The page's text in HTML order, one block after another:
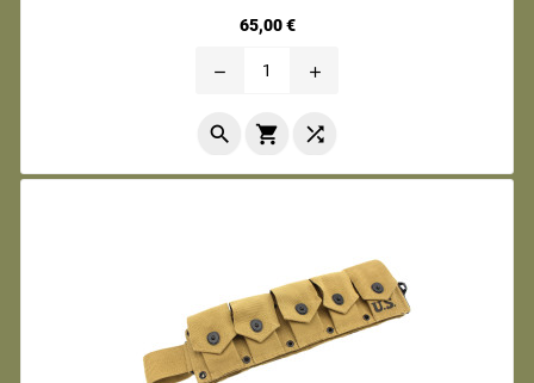
contractuelle
65,00 €Prix
remove add
  